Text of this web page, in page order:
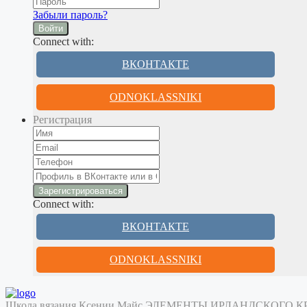
Забыли пароль?
Войти
Connect with:
ВКОНТАКТЕ
ODNOKLASSNIKI
Регистрация
Connect with:
ВКОНТАКТЕ
ODNOKLASSNIKI